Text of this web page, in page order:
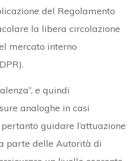
del Regolamento
la libera circolazione
mercato interno
e quindi
analoghe in casi
guidare l’attuazione
parte delle Autorità di